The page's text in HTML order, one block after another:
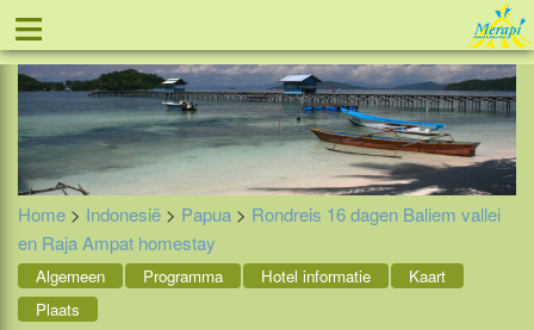
≡ Tel: 088 - 81 11 999
Home > Indonesië > Papua > Rondreis 16 dagen Baliem vallei
en Raja Ampat homestay
Algemeen Programma Hotel informatie
Kaart
Plaats